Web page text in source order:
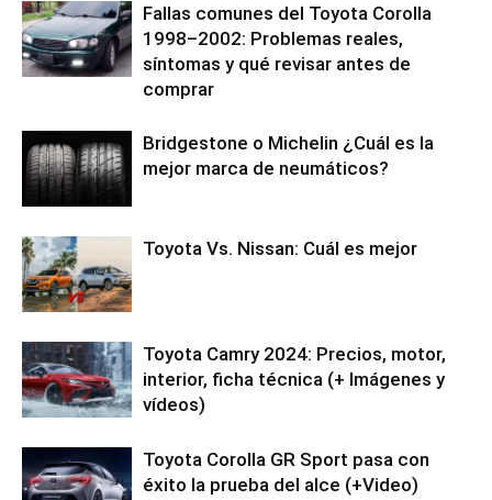
Fallas comunes del Toyota Corolla
1998–2002: Problemas reales,
síntomas y qué revisar antes de
comprar
Bridgestone o Michelin ¿Cuál es la
mejor marca de neumáticos?
Toyota Vs. Nissan: Cuál es mejor
Toyota Camry 2024: Precios, motor,
interior, ficha técnica (+ Imágenes y
vídeos)
Toyota Corolla GR Sport pasa con
éxito la prueba del alce (+Video)